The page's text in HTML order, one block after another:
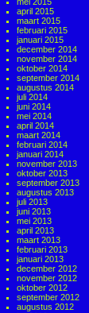
april 2015
maart 2015
februari 2015
januari 2015
december 2014
november 2014
oktober 2014
september 2014
augustus 2014
juli 2014
juni 2014
mei 2014
april 2014
maart 2014
februari 2014
januari 2014
november 2013
oktober 2013
september 2013
augustus 2013
juli 2013
juni 2013
mei 2013
april 2013
maart 2013
februari 2013
januari 2013
december 2012
november 2012
oktober 2012
september 2012
augustus 2012